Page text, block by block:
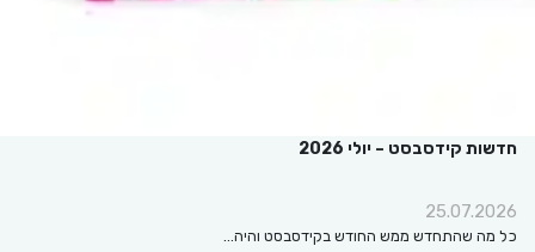
חדשות קידסבסט – יולי 2026
25.07.2026
כל מה שהתחדש ממש החודש בקידסבסט והיה…